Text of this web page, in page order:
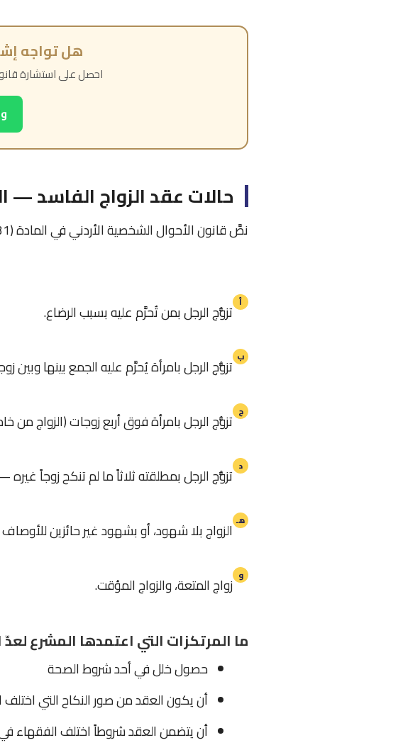
هل تواجه
احصل على استشارة
حالات عقد الزواج الفاسد —
نصَّ قانون الأحوال الشخصية الأردني في المادة (31) على الحالات التي يكون فيها الزواج فاسداً:
أ تزوُّج الرجل بمن تُحرَّم عليه بسبب الرضاع.
ب تزوُّج الرجل بامرأة يُحرَّم عليه الجمع بينها وبين
ج تزوُّج الرجل بامرأة فوق أربع زوجات (الزواج من
د تزوُّج الرجل بمطلقته ثلاثاً ما لم تنكح زوجاً
هـ الزواج بلا شهود، أو بشهود غير حائزين
و زواج المتعة، والزواج المؤقت.
ما المرتكزات التي اعتمدها المشرع لعدّ
حصول خلل في أحد شروط الصحة
أن يكون العقد من صور النكاح التي
أن يتضمن العقد شروطاً اختلف الفقهاء